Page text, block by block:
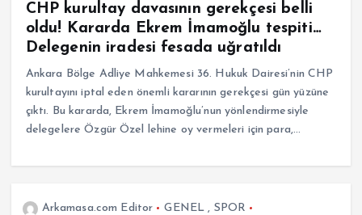
CHP kurultay davasının gerekçesi belli
oldu! Kararda Ekrem İmamoğlu tespiti…
Delegenin iradesi fesada uğratıldı
Ankara Bölge Adliye Mahkemesi 36. Hukuk Dairesi’nin CHP
kurultayını iptal eden önemli kararının gerekçesi gün yüzüne
çıktı. Bu kararda, Ekrem İmamoğlu’nun yönlendirmesiyle
delegelere Özgür Özel lehine oy vermeleri için para,…
Arkamasa.com Editor GENEL , SPOR